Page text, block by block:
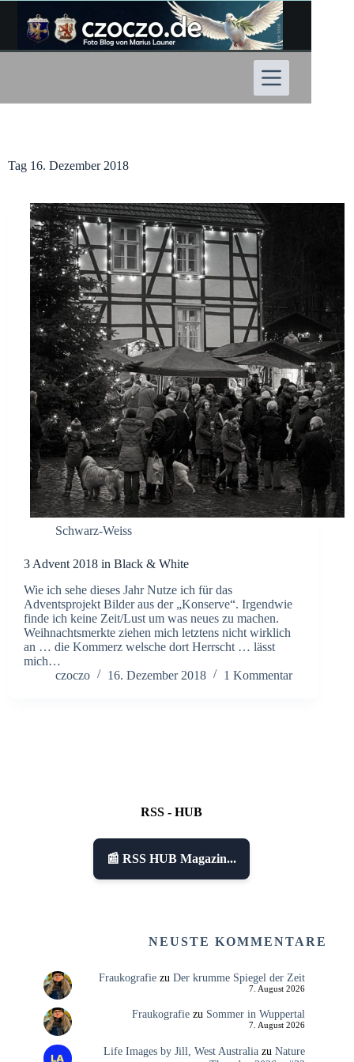
Inhalt
springen
Tag 16. Dezember 2018
Schwarz-Weiss
3 Advent 2018 in Black & White
Wie ich sehe dieses Jahr Nutze ich für das
Adventsprojekt Bilder aus der „Konserve“. Irgendwie
finde ich keine Zeit/Lust um was neues zu machen.
Weihnachtsmerkte ziehen mich letztens nicht wirklich
an … die Kommerz welsche dort Herrscht … lässt
mich…
czoczo
16. Dezember 2018 1 Kommentar
RSS - HUB
📰 RSS HUB Magazin...
NEUSTE KOMMENTARE
Fraukografiezu Der krumme Spiegel der Zeit
7. August 2026
Fraukografiezu Sommer in Wuppertal
7. August 2026
Life Images by Jill, West Australiazu Nature